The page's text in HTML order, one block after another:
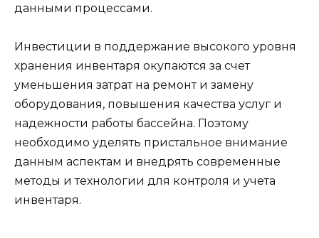
данными процессами.
Инвестиции в поддержание высокого уровня
хранения инвентаря окупаются за счет
уменьшения затрат на ремонт и замену
оборудования, повышения качества услуг и
надежности работы бассейна. Поэтому
необходимо уделять пристальное внимание
данным аспектам и внедрять современные
методы и технологии для контроля и учета
инвентаря.